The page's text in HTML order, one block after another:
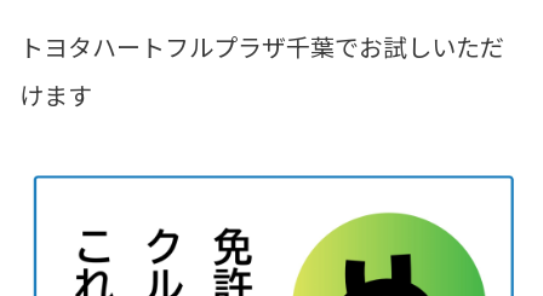
トヨタハートフルプラザ千葉でお試しいただ
けます